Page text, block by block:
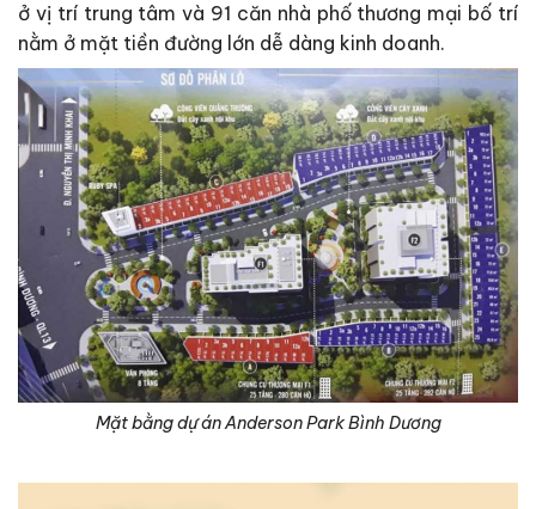
ở vị trí trung tâm và 91 căn nhà phố thương mại bố trí
nằm ở mặt tiền đường lớn dễ dàng kinh doanh.
Mặt bằng dự án Anderson Park Bình Dương